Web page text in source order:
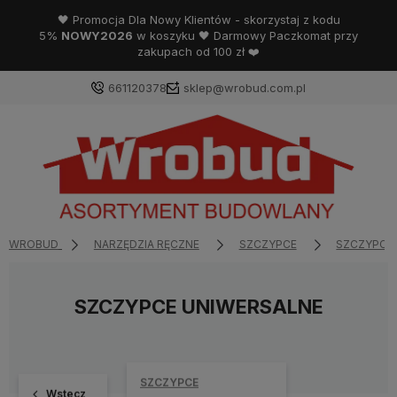
🖤 Promocja Dla Nowy Klientów - skorzystaj z kodu
5% NOWY2026 w koszyku 🖤 Darmowy Paczkomat przy
zakupach od 100 zł ❤️
661120378 sklep@wrobud.com.pl
WROBUD NARZĘDZIA RĘCZNE SZCZYPCE SZCZYPCE
SZCZYPCE UNIWERSALNE
Wstecz
SZCZYPCE